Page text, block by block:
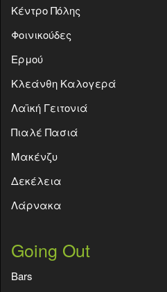
Κέντρο Πόλης
Φοινικούδες
Ερμού
Κλεάνθη Καλογερά
Λαϊκή Γειτονιά
Πιαλέ Πασιά
Μακένζυ
Δεκέλεια
Λάρνακα
Going Out
Bars